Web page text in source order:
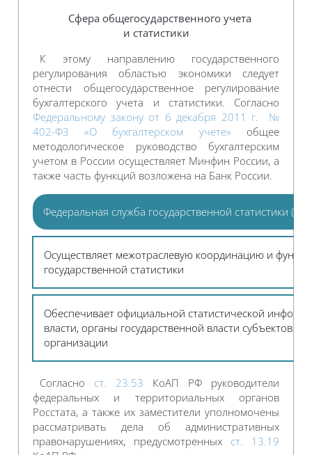
Сфера общегосударственного учета
и статистики
К этому направлению государственного
регулирования областью экономики следует
отнести общегосударственное регулирование
бухгалтерского учета и статистики. Согласно
Федеральному закону от 6 декабря 2011 г. №
402-ФЗ «О бухгалтерском учете» общее
методологическое руководство бухгалтерским
учетом в России осуществляет Минфин России, а
также часть функций возложена на Банк России.
Федеральная служба государственной статистики
Осуществляет межотраслевую координацию и
государственной статистики
Обеспечивает официальной статистической
власти, органы государственной власти субъектов
организации
Согласно ст. 23.53 КоАП РФ руководители
федеральных и территориальных органов
Росстата, а также их заместители уполномочены
рассматривать дела об административных
правонарушениях, предусмотренных ст. 13.19